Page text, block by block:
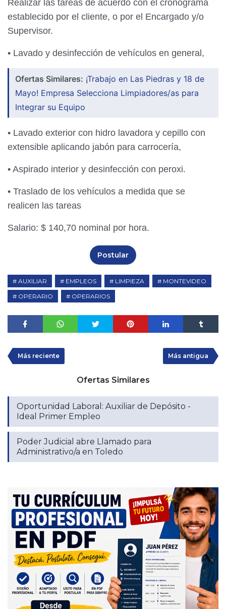
Realizar las tareas de acuerdo con el cronograma
establecido por el cliente, o por el Encargado y/o
Supervisor.
• Lavado y desinfección de vehículos en general,
Ofertas Similares: ¡Trabajo en Las Piedras y 18 de
Mayo! Empresa Selecciona Limpiadores/as para
Integrar su Equipo
• Lavado exterior con hidro lavadora y cepillo con
extensible aplicando jabón para carrocería,
• Aspirado interior y desinfección con peroxi.
• Traslado de los vehículos a medida que se
realicen las tareas
Salario: $ 140,70 nominal por hora.
Postular
AUXILIAR EMPLEOS LIMPIEZA
MONTEVIDEO
OPERARIO
OPERARIOS
Más reciente Más antigua
Ofertas Similares
Oportunidad Laboral: Auxiliar de Depósito -
Ideal Primer Empleo
Poder Judicial abre Llamado para
Administrativo/a en Toledo